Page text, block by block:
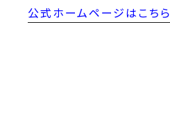
公式ホームページはこちら